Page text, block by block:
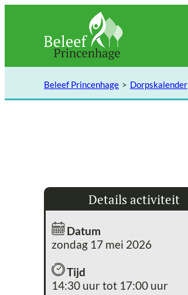
inhoud
Beleef Princenhage Dorpskalender
Details activiteit
Datum
zondag 17 mei 2026
Tijd
14:30 uur tot 17:00 uur